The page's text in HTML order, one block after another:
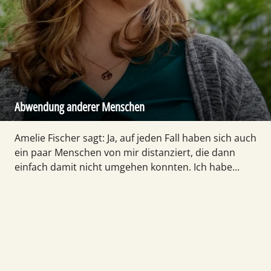
Abwendung anderer Menschen
Amelie Fischer sagt: Ja, auf jeden Fall haben sich auch
ein paar Menschen von mir distanziert, die dann
einfach damit nicht umgehen konnten. Ich habe...